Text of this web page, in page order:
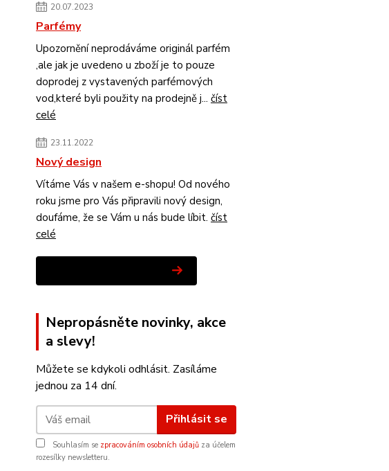
20.07.2023
Parfémy
Upozornění neprodáváme originál parfém
,ale jak je uvedeno u zboží je to pouze
doprodej z vystavených parfémových
vod,které byli použity na prodejně j... číst
celé
23.11.2022
Nový design
Vítáme Vás v našem e-shopu! Od nového
roku jsme pro Vás připravili nový design,
doufáme, že se Vám u nás bude líbit. číst
celé
Nepropásněte novinky, akce
a slevy!
Můžete se kdykoli odhlásit. Zasíláme
jednou za 14 dní.
Přihlásit se
Souhlasím se zpracováním osobních údajů za účelem
rozesílky newsletteru.